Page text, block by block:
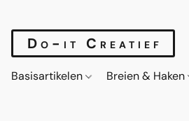
Do-it Creatief
Basisartikelen Breien & Haken